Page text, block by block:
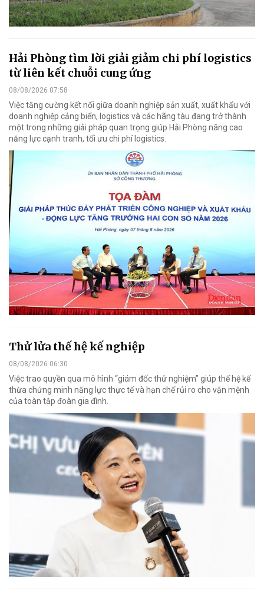
Hải Phòng tìm lời giải giảm chi phí logistics
từ liên kết chuỗi cung ứng
08/08/2026 07:58
Việc tăng cường kết nối giữa doanh nghiệp sản xuất, xuất khẩu với
doanh nghiệp cảng biển, logistics và các hãng tàu đang trở thành
một trong những giải pháp quan trọng giúp Hải Phòng nâng cao
năng lực cạnh tranh, tối ưu chi phí logistics.
Thử lửa thế hệ kế nghiệp
08/08/2026 06:30
Việc trao quyền qua mô hình “giám đốc thử nghiệm” giúp thế hệ kế
thừa chứng minh năng lực thực tế và hạn chế rủi ro cho vận mệnh
của toàn tập đoàn gia đình.